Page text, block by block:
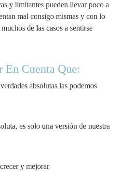
y limitantes pueden llevar poco a
mal consigo mismas y con lo
de las casos a sentirse
En Cuenta Que:
absolutas las podemos
es solo una versión de nuestra
y mejorar